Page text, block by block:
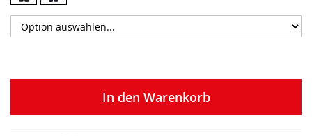
In den Warenkorb